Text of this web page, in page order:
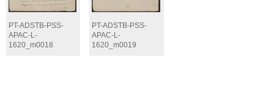
PT-ADSTB-PSS-
APAC-L-
1620_m0018
PT-ADSTB-PSS-
APAC-L-
1620_m0019